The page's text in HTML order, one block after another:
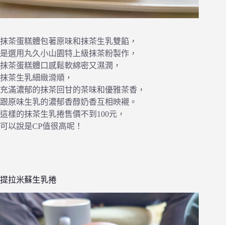
抹茶蛋糕體包著原味和抹茶生乳雙餡，
是選用丸久小山園特上級抹茶粉製作，
抹茶蛋糕體口感鬆軟綿密又濕潤，
抹茶生乳細緻滑順，
充滿濃郁的抹茶回甘的茶味和優雅茶香，
跟原味生乳的濃郁香醇奶香互相映襯。
這樣的抹茶生乳捲售價不到100元，
可以說是CP值很高呢！
提拉米蘇生乳捲